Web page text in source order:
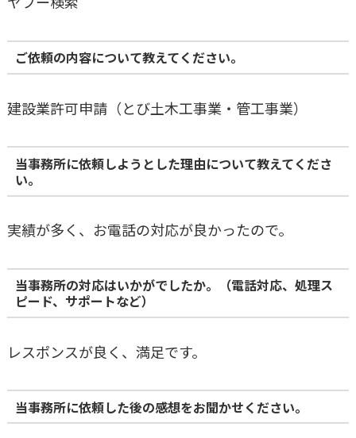
ご依頼の内容について教えてください。
建設業許可申請（とび土木工事業・管工事業）
当事務所に依頼しようとした理由について教えてくださ
い。
実績が多く、お電話の対応が良かったので。
当事務所の対応はいかがでしたか。（電話対応、処理ス
ピード、サポートなど）
レスポンスが良く、満足です。
当事務所に依頼した後の感想をお聞かせください。